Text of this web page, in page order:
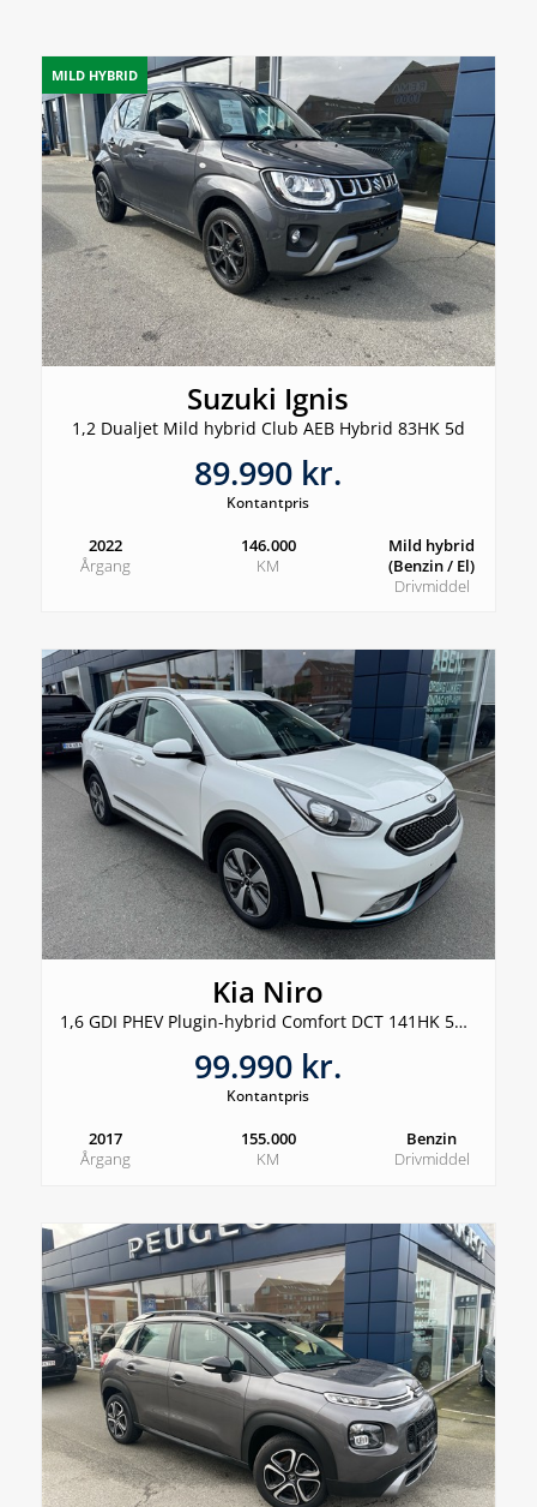
MILD HYBRID
Suzuki Ignis
1,2 Dualjet Mild hybrid Club AEB Hybrid 83HK 5d
89.990 kr.
Kontantpris
2022
Årgang
146.000
KM
Mild hybrid
(Benzin / El)
Drivmiddel
Kia Niro
1,6 GDI PHEV Plugin-hybrid Comfort DCT 141HK 5d 6g Aut.
99.990 kr.
Kontantpris
2017
Årgang
155.000
KM
Benzin
Drivmiddel